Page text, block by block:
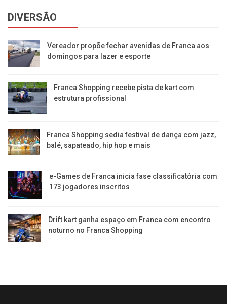
DIVERSÃO
Vereador propõe fechar avenidas de Franca aos
domingos para lazer e esporte
Franca Shopping recebe pista de kart com
estrutura profissional
Franca Shopping sedia festival de dança com jazz,
balé, sapateado, hip hop e mais
e-Games de Franca inicia fase classificatória com
173 jogadores inscritos
Drift kart ganha espaço em Franca com encontro
noturno no Franca Shopping